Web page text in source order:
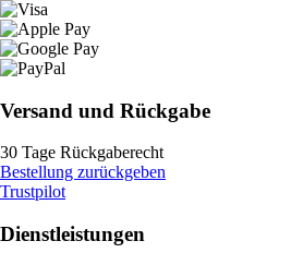
Versand und Rückgabe
30 Tage Rückgaberecht
Bestellung zurückgeben
Trustpilot
Dienstleistungen